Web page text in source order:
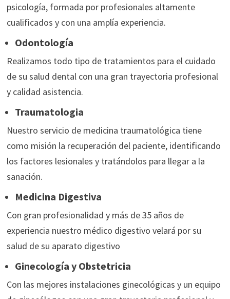
psicología, formada por profesionales altamente
cualificados y con una amplía experiencia.
Odontología
Realizamos todo tipo de tratamientos para el cuidado
de su salud dental con una gran trayectoria profesional
y calidad asistencia.
Traumatologia
Nuestro servicio de medicina traumatológica tiene
como misión la recuperación del paciente, identificando
los factores lesionales y tratándolos para llegar a la
sanación.
Medicina Digestiva
Con gran profesionalidad y más de 35 años de
experiencia nuestro médico digestivo velará por su
salud de su aparato digestivo
Ginecología y Obstetricia
Con las mejores instalaciones ginecológicas y un equipo